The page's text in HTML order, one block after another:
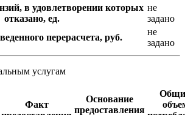
в удовлетворении которых
отказано, ед.
не
задано
перерасчета, руб.
не
задано
услугам
Факт
Основание
предоставления